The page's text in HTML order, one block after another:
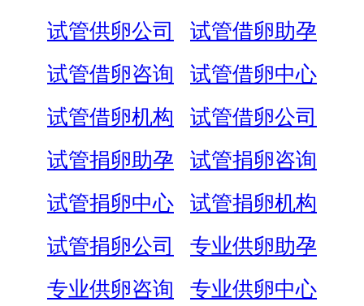
试管供卵公司
试管借卵助孕
试管借卵咨询
试管借卵中心
试管借卵机构
试管借卵公司
试管捐卵助孕
试管捐卵咨询
试管捐卵中心
试管捐卵机构
试管捐卵公司
专业供卵助孕
专业供卵咨询
专业供卵中心